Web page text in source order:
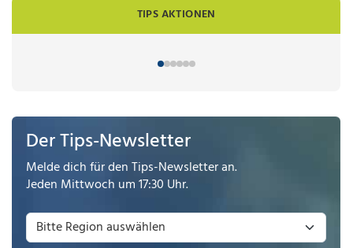
TIPS AKTIONEN
Der Tips-Newsletter
Melde dich für den Tips-Newsletter an.
Jeden Mittwoch um 17:30 Uhr.